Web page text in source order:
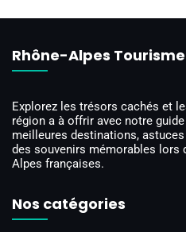
Rhône-Alpes Tourisme
Explorez les trésors cachés et
région a à offrir avec notre
meilleures destinations,
des souvenirs mémorables lors
Alpes françaises.
Nos catégories